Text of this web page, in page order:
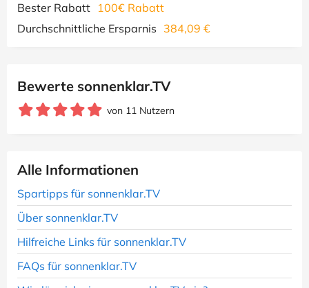
Bester Rabatt 100€ Rabatt
Durchschnittliche Ersparnis 384,09 €
Bewerte sonnenklar.TV
von 11 Nutzern
Alle Informationen
Spartipps für sonnenklar.TV
Über sonnenklar.TV
Hilfreiche Links für sonnenklar.TV
FAQs für sonnenklar.TV